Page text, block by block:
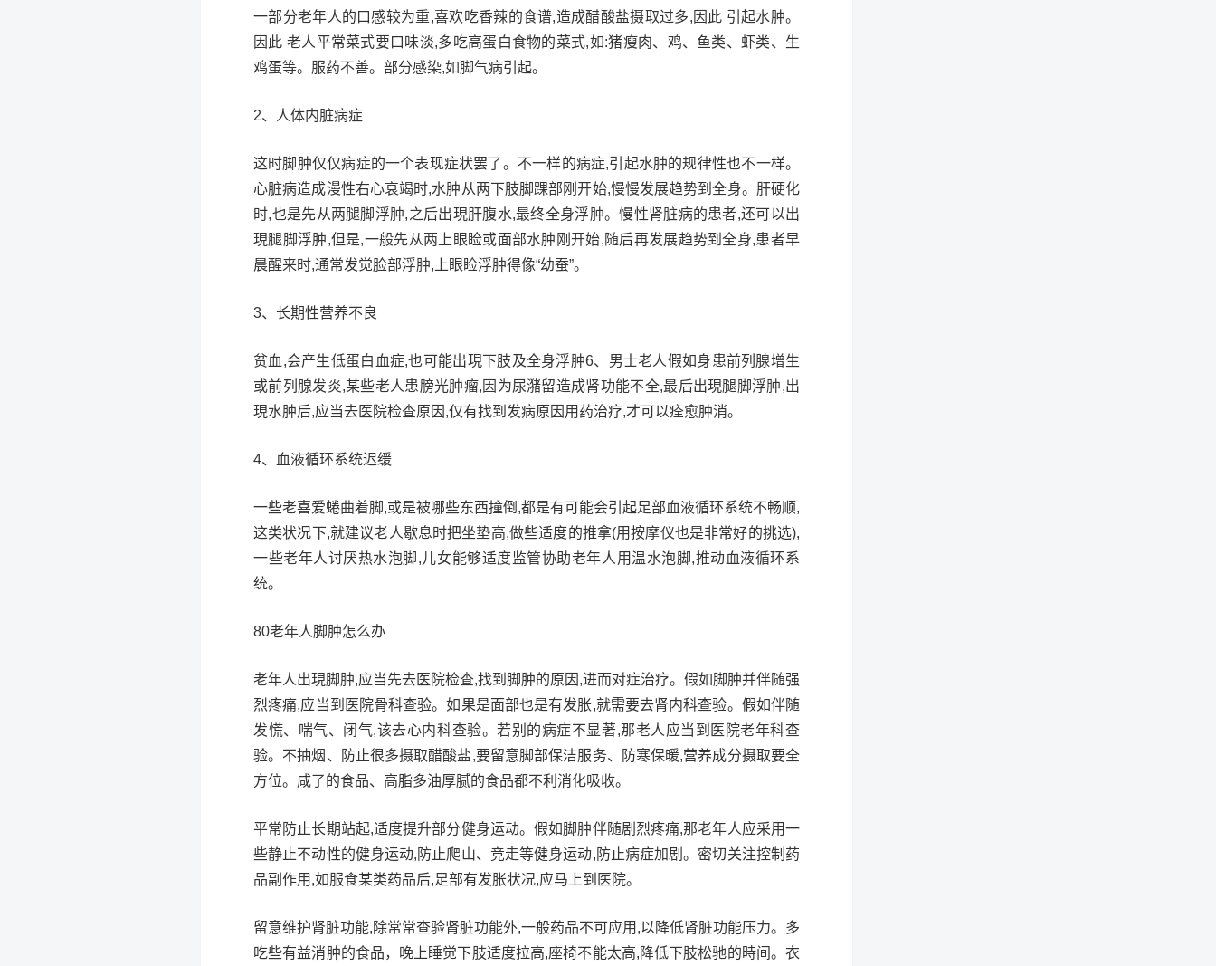
一部分老年人的口感较为重,喜欢吃香辣的食谱,造成醋酸盐摄取过多,因此 引起水肿。
因此 老人平常菜式要口味淡,多吃高蛋白食物的菜式,如:猪瘦肉、鸡、鱼类、虾类、生
鸡蛋等。服药不善。部分感染,如脚气病引起。
2、人体内脏病症
这时脚肿仅仅病症的一个表现症状罢了。不一样的病症,引起水肿的规律性也不一样。
心脏病造成漫性右心衰竭时,水肿从两下肢脚踝部刚开始,慢慢发展趋势到全身。肝硬化
时,也是先从两腿脚浮肿,之后出現肝腹水,最终全身浮肿。慢性肾脏病的患者,还可以出
現腿脚浮肿,但是,一般先从两上眼睑或面部水肿刚开始,随后再发展趋势到全身,患者早
晨醒来时,通常发觉脸部浮肿,上眼睑浮肿得像“幼蚕”。
3、长期性营养不良
贫血,会产生低蛋白血症,也可能出現下肢及全身浮肿6、男士老人假如身患前列腺增生
或前列腺发炎,某些老人患膀光肿瘤,因为尿潴留造成肾功能不全,最后出現腿脚浮肿,出
現水肿后,应当去医院检查原因,仅有找到发病原因用药治疗,才可以痊愈肿消。
4、血液循环系统迟缓
一些老喜爱蜷曲着脚,或是被哪些东西撞倒,都是有可能会引起足部血液循环系统不畅顺,
这类状况下,就建议老人歇息时把坐垫高,做些适度的推拿(用按摩仪也是非常好的挑选),
一些老年人讨厌热水泡脚,儿女能够适度监管协助老年人用温水泡脚,推动血液循环系
统。
80老年人脚肿怎么办
老年人出現脚肿,应当先去医院检查,找到脚肿的原因,进而对症治疗。假如脚肿并伴随强
烈疼痛,应当到医院骨科查验。如果是面部也是有发胀,就需要去肾内科查验。假如伴随
发慌、喘气、闭气,该去心内科查验。若别的病症不显著,那老人应当到医院老年科查
验。不抽烟、防止很多摄取醋酸盐,要留意脚部保洁服务、防寒保暖,营养成分摄取要全
方位。咸了的食品、高脂多油厚腻的食品都不利消化吸收。
平常防止长期站起,适度提升部分健身运动。假如脚肿伴随剧烈疼痛,那老年人应采用一
些静止不动性的健身运动,防止爬山、竞走等健身运动,防止病症加剧。密切关注控制药
品副作用,如服食某类药品后,足部有发胀状况,应马上到医院。
留意维护肾脏功能,除常常查验肾脏功能外,一般药品不可应用,以降低肾脏功能压力。多
吃些有益消肿的食品，晚上睡觉下肢适度拉高,座椅不能太高,降低下肢松驰的時间。衣